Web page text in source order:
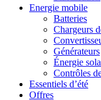
Energie mobile
Batteries
Chargeurs
Générateurs
Énergie
Contrôles
Essentiels d’été
Offres